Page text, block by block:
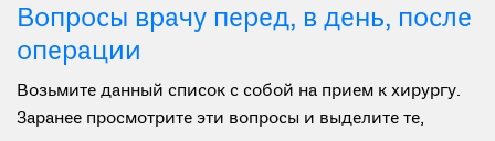
Вопросы врачу перед, в день, после
операции
Возьмите данный список с собой на прием к хирургу.
Заранее просмотрите эти вопросы и выделите те,